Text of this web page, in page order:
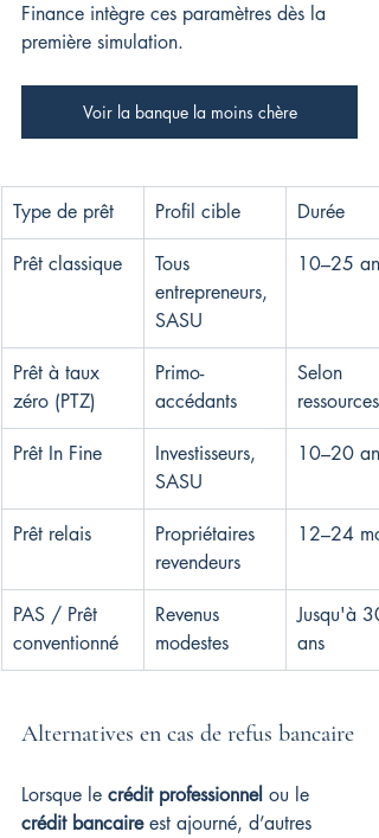
Finance intègre ces paramètres dès la
première simulation.
Voir la banque la moins chère
Type de prêt Profil cible Durée
Prêt classique
Tous
entrepreneurs,
SASU
10–25 ans
Prêt à taux
zéro (PTZ)
Primo-
accédants
Selon
ressources
Prêt In Fine
Investisseurs,
SASU
10–20 ans
Prêt relais
Propriétaires
revendeurs
12–24
PAS / Prêt
conventionné
Revenus
modestes
Jusqu'à 30
ans
Alternatives en cas de refus bancaire
Lorsque le crédit professionnel ou le
crédit bancaire est ajourné, d’autres